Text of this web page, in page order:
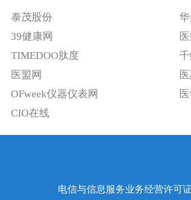
泰茂股份
39健康网
TIMEDOO肽度
医盟网
OFweek仪器仪表网
CIO在线
电信与信息服务业务经营许可